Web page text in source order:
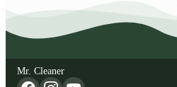
Mr. Cleaner